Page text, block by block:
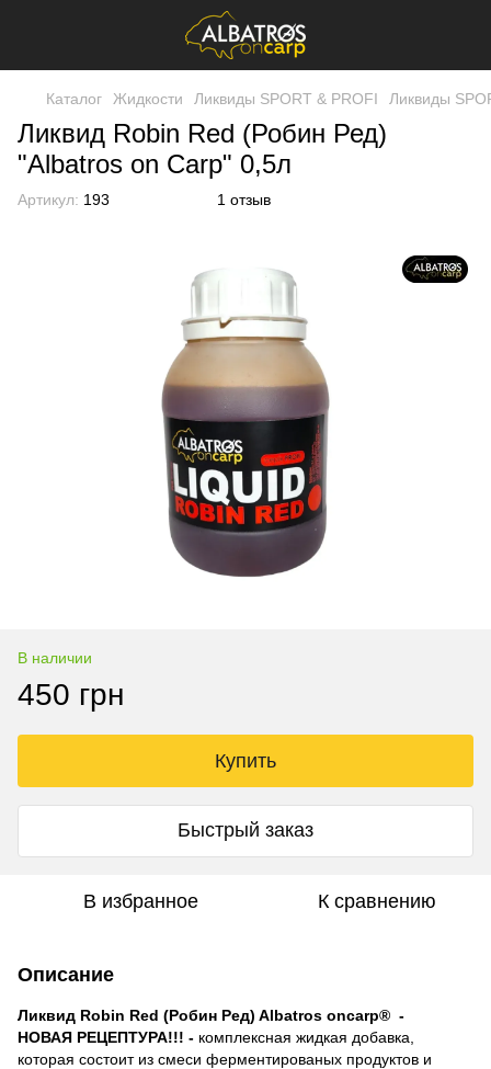
Каталог Жидкости Ликвиды SPORT & PROFI Ликвиды
Ликвид Robin Red (Робин Ред)
"Albatros on Carp" 0,5л
Артикул: 193 1 отзыв
В наличии
450 грн
Купить
Быстрый заказ
В избранное К сравнению
Описание
Ликвид Robin Red (Робин Ред) Albatros oncarp® -
НОВАЯ РЕЦЕПТУРА!!! - комплексная жидкая добавка,
которая состоит из смеси ферментированых продуктов и